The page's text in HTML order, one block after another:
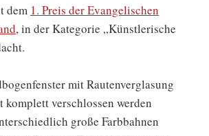
dem 1. Preis der Evangelischen
, in der Kategorie „Künstlerische
mit Rautenverglasung
verschlossen werden
große Farbbahnen